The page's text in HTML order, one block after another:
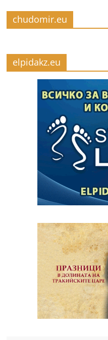
chudomir.eu
elpidakz.eu